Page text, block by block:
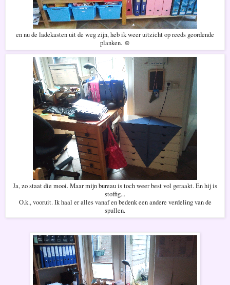
en nu de ladekasten uit de weg zijn, heb ik weer uitzicht op reeds geordende
planken. ☺
Ja, zo staat die mooi. Maar mijn bureau is toch weer best vol geraakt. En hij is
stoffig...
O.k., vooruit. Ik haal er alles vanaf en bedenk een andere verdeling van de
spullen.